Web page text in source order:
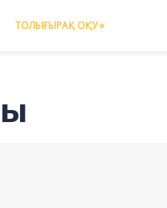
ТОЛЫҒЫРАҚ ОҚУ »